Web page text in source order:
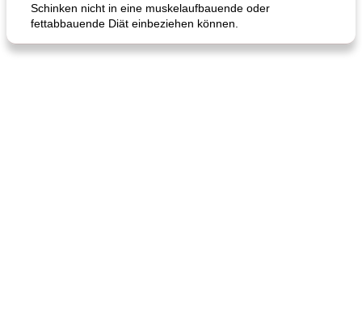
Schinken nicht in eine muskelaufbauende oder
fettabbauende Diät einbeziehen können.